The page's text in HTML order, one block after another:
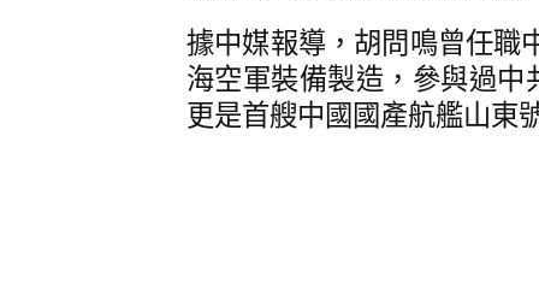
據中媒報導，胡問鳴曾任職
海空軍裝備製造，參與過
更是首艘中國國產航艦山東